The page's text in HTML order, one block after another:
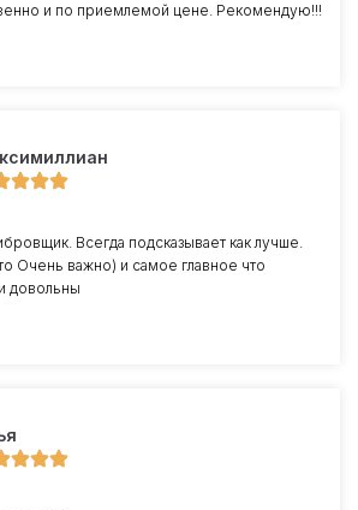
и по приемлемой цене. Рекомендую!!!
Всегда подсказывает как лучше.
Очень важно) и самое главное что
довольны